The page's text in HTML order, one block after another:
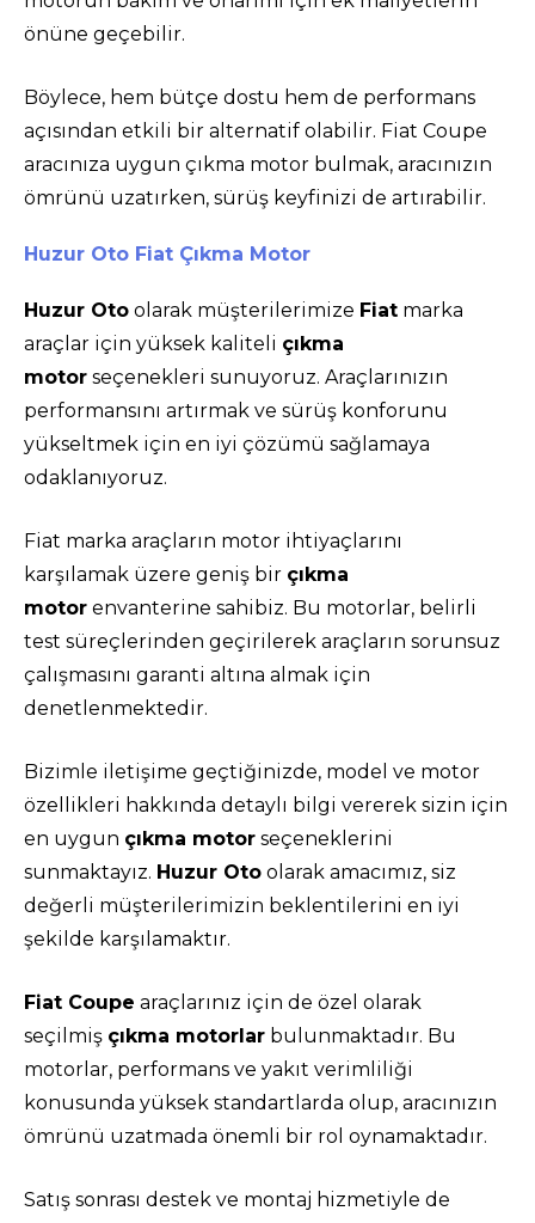
önüne geçebilir.
Böylece, hem bütçe dostu hem de performans
açısından etkili bir alternatif olabilir. Fiat Coupe
aracınıza uygun çıkma motor bulmak, aracınızın
ömrünü uzatırken, sürüş keyfinizi de artırabilir.
Huzur Oto Fiat Çıkma Motor
Huzur Oto olarak müşterilerimize Fiat marka
araçlar için yüksek kaliteli çıkma
motor seçenekleri sunuyoruz. Araçlarınızın
performansını artırmak ve sürüş konforunu
yükseltmek için en iyi çözümü sağlamaya
odaklanıyoruz.
Fiat marka araçların motor ihtiyaçlarını
karşılamak üzere geniş bir çıkma
motor envanterine sahibiz. Bu motorlar, belirli
test süreçlerinden geçirilerek araçların sorunsuz
çalışmasını garanti altına almak için
denetlenmektedir.
Bizimle iletişime geçtiğinizde, model ve motor
özellikleri hakkında detaylı bilgi vererek sizin için
en uygun çıkma motor seçeneklerini
sunmaktayız. Huzur Oto olarak amacımız, siz
değerli müşterilerimizin beklentilerini en iyi
şekilde karşılamaktır.
Fiat Coupe araçlarınız için de özel olarak
seçilmiş çıkma motorlar bulunmaktadır. Bu
motorlar, performans ve yakıt verimliliği
konusunda yüksek standartlarda olup, aracınızın
ömrünü uzatmada önemli bir rol oynamaktadır.
Satış sonrası destek ve montaj hizmetiyle de